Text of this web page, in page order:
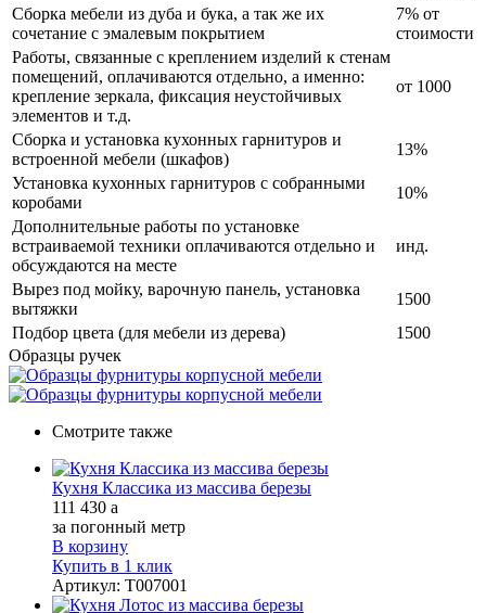
Сборка мебели из дуба и бука, а так же их
сочетание с эмалевым покрытием
7% от
стоимости
Работы, связанные с креплением изделий к стенам
помещений, оплачиваются отдельно, а именно:
крепление зеркала, фиксация неустойчивых
элементов и т.д.
от 1000
Сборка и установка кухонных гарнитуров и
встроенной мебели (шкафов)
13%
Установка кухонных гарнитуров с собранными
коробами
10%
Дополнительные работы по установке
встраиваемой техники оплачиваются отдельно и
обсуждаются на месте
инд.
Вырез под мойку, варочную панель, установка
вытяжки
1500
Подбор цвета (для мебели из дерева)
1500
Образцы ручек
Смотрите также
Кухня Классика из массива березы
111 430 a
за погонный метр
В корзину
Купить в 1 клик
Артикул: Т007001